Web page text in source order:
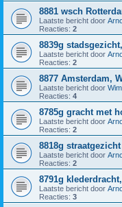
8881 wsch
Laatste bericht door
Reacties: 2
8839g
Laatste bericht door
Reacties: 2
8877 Amsterdam,
Laatste bericht door Wim
Reacties: 4
8785g gracht met
Laatste bericht door
Reacties: 2
8818g
Laatste bericht door
Reacties: 2
8791g
Laatste bericht door
Reacties: 3